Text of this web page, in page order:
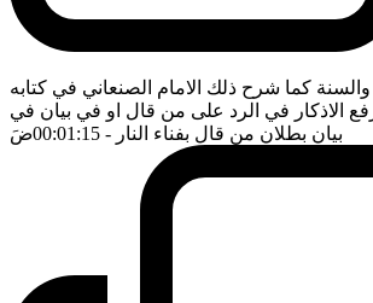
كما شرح ذلك الامام الصنعاني في كتابه
الاذكار في الرد على من قال او في بيان في
بيان بطلان من قال بفناء النار - 00:01:15 ضَ